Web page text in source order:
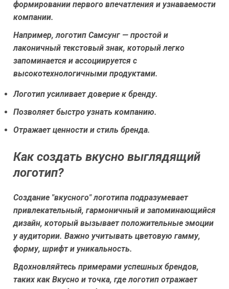
формировании первого впечатления и узнаваемости
компании.
Например, логотип Самсунг — простой и
лаконичный текстовый знак, который легко
запоминается и ассоциируется с
высокотехнологичными продуктами.
Логотип усиливает доверие к бренду.
Позволяет быстро узнать компанию.
Отражает ценности и стиль бренда.
Как создать вкусно выглядящий
логотип?
Создание "вкусного" логотипа подразумевает
привлекательный, гармоничный и запоминающийся
дизайн, который вызывает положительные эмоции
у аудитории. Важно учитывать цветовую гамму,
форму, шрифт и уникальность.
Вдохновляйтесь примерами успешных брендов,
таких как Вкусно и точка, где логотип отражает